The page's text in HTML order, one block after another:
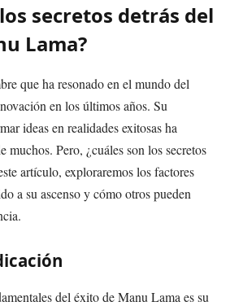
secretos detrás del
Lama?
que ha resonado en el mundo del
en los últimos años. Su
ideas en realidades exitosas ha
muchos. Pero, ¿cuáles son los secretos
artículo, exploraremos los factores
a su ascenso y cómo otros pueden
del éxito de Manu Lama es su